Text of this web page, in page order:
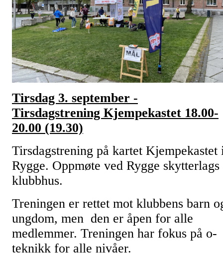
Tirsdag 3. september -
Tirsdagstrening Kjempekastet 18.00-
20.00 (19.30)
Tirsdagstrening på kartet Kjempekastet
Rygge. Oppmøte ved Rygge skytterlags
klubbhus.
Treningen er rettet mot klubbens barn
ungdom, men den er åpen for alle
medlemmer. Treningen har fokus på o-
teknikk for alle nivåer.